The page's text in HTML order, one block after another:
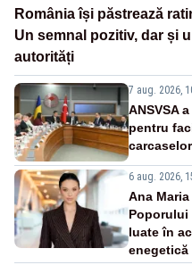
România își păstrează
Un semnal pozitiv, dar și
autorități
7 aug. 2026,
ANSVSA
pentru
6 aug. 2026,
Ana
luate în
enegetică